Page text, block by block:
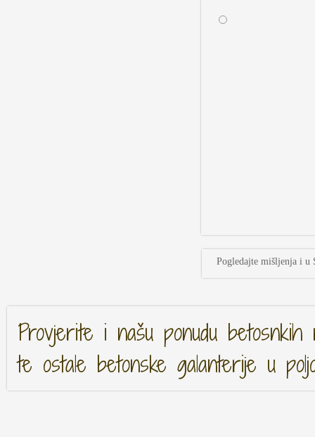
Pogledajte mišljenja i u
Provjerite i našu ponudu betosnkih
te ostale betonske galanterije u